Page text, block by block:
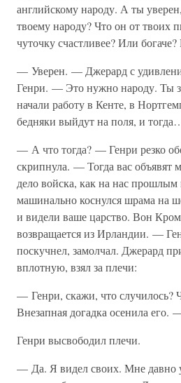
английскому народу. А ты
твоему народу? Что он от твоих
чуточку счастливее? Или
— Уверен. — Джерард с
Генри. — Это нужно народу. Ты
начали работу в Кенте, в
бедняки выйдут на поля, и
— А что тогда? — Генри резко
скрипнула. — Тогда вас объявят
дело войска, как на нас
машинально коснулся шрама на
и видели ваше царство. Вон
возвращается из Ирландии. —
поскучнел, замолчал. Джерард
вплотную, взял за плечи:
— Генри, скажи, что случилось?
Внезапная догадка осенила
Генри высвободил плечи.
— Да. Я видел своих. Мне давно